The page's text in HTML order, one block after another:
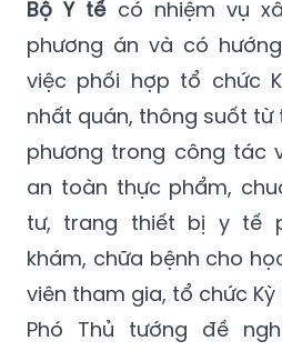
quy định, tạo thuận lợi
bị, tổ chức Kỳ thi.
Bộ Y tếcó nhiệm vụ
phương án và có
việc phối hợp tổ chức
nhất quán, thông suốt
phương trong công tác
an toàn thực phẩm,
tư, trang thiết bị y tế
khám, chữa bệnh cho